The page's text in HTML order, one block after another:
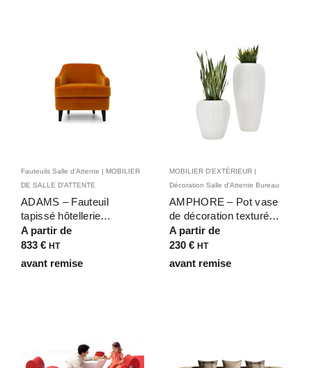
Fauteuils Salle d'Attente | MOBILIER
DE SALLE D'ATTENTE
ADAMS – Fauteuil
tapissé hôtellerie
HORECA – Confort et
élégance pour chambres
A partir de
833 € HT
avant remise
MOBILIER D'EXTÉRIEUR |
Décoration Salle d'Attente Bureau
AMPHORE – Pot vase
de décoration texturé
pour extérieur, piscine,
jardin haut de gamme
A partir de
230 € HT
avant remise